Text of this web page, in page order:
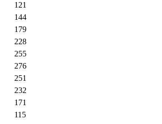
121
144
179
228
255
276
251
232
171
115